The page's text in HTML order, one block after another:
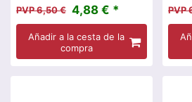
PVP 6,50 € 4,88 € *
Añadir a la cesta de la
compra
PVP